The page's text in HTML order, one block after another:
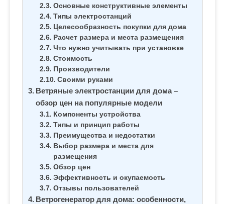
Основные конструктивные элементы
Типы электростанций
Целесообразность покупки для дома
Расчет размера и места размещения
Что нужно учитывать при установке
Стоимость
Производители
Своими руками
Ветряные электростанции для дома –
обзор цен на популярные модели
Компоненты устройства
Типы и принцип работы
Преимущества и недостатки
Выбор размера и места для
размещения
Обзор цен
Эффективность и окупаемость
Отзывы пользователей
Ветрогенератор для дома: особенности,